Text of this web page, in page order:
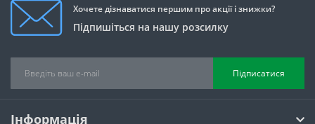
Хочете дізнаватися першим про акції і знижки?
Підпишіться на нашу розсилку
Підписатися
Інформація